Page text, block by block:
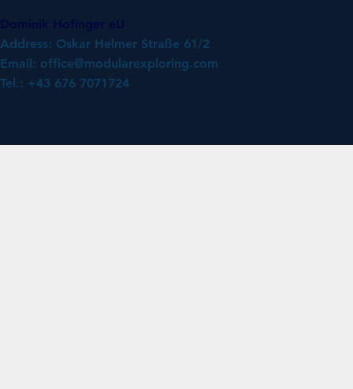
Address: Oskar Helmer Straße 61/2
Email: office@modularexploring.com
Tel.: +43 676 7071724